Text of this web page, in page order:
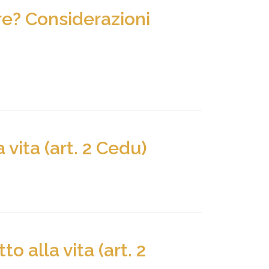
Considerazioni
(art. 2 Cedu)
alla vita (art. 2